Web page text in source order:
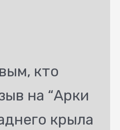
кто
на “Арки
крыла